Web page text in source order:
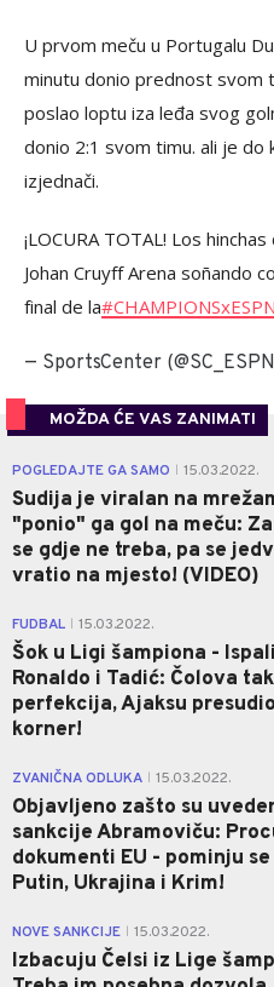
U prvom meču u Portugalu
minutu donio prednost svom
poslao loptu iza leđa svog
donio 2:1 svom timu. ali je do
izjednači.
¡LOCURA TOTAL! Los
Johan Cruyff Arena soñando
final de la#CHAMPIONSxESPN
— SportsCenter
MOŽDA ĆE VAS ZANIMATI
POGLEDAJTE GA SAMO 15.03.2022.
Sudija je viralan na
"ponio" ga gol na meču:
se gdje ne treba, pa se
vratio na mjesto! (VIDEO)
FUDBAL 15.03.2022.
Šok u Ligi šampiona - Ispali
Ronaldo i Tadić: Čolova
perfekcija, Ajaksu
korner!
ZVANIČNA ODLUKA 15.03.2022.
Objavljeno zašto su
sankcije Abramoviču:
dokumenti EU - pominju se
Putin, Ukrajina i Krim!
NOVE SANKCIJE 15.03.2022.
Izbacuju Čelsi iz Lige